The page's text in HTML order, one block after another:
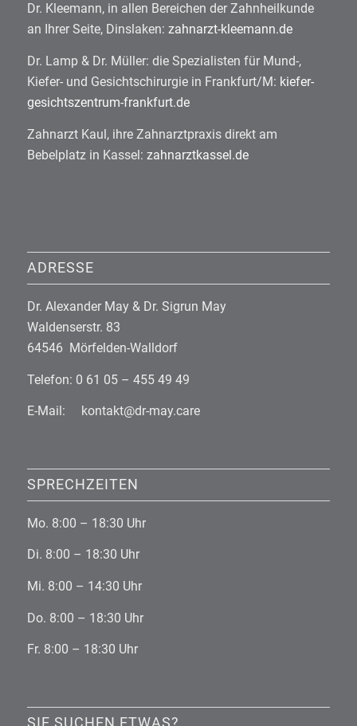
Dr. Kleemann, in allen Bereichen der Zahnheilkunde
an Ihrer Seite, Dinslaken: zahnarzt-kleemann.de
Dr. Lamp & Dr. Müller: die Spezialisten für Mund-,
Kiefer- und Gesichtschirurgie in Frankfurt/M: kiefer-
gesichtszentrum-frankfurt.de
Zahnarzt Kaul, ihre Zahnarztpraxis direkt am
Bebelplatz in Kassel: zahnarztkassel.de
ADRESSE
Dr. Alexander May & Dr. Sigrun May
Waldenserstr. 83
64546 Mörfelden-Walldorf
Telefon: 0 61 05 – 455 49 49
E-Mail: kontakt@dr-may.care
SPRECHZEITEN
Mo. 8:00 – 18:30 Uhr
Di. 8:00 – 18:30 Uhr
Mi. 8:00 – 14:30 Uhr
Do. 8:00 – 18:30 Uhr
Fr. 8:00 – 18:30 Uhr
SIE SUCHEN ETWAS?